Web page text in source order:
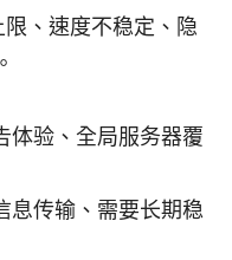
、速度不稳定、隐
体验、全局服务器覆
息传输、需要长期稳